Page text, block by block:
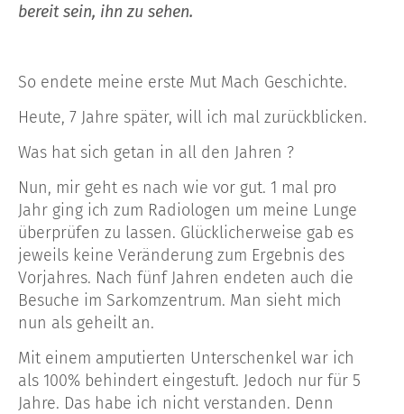
bereit sein, ihn zu sehen.
So endete meine erste Mut Mach Geschichte.
Heute, 7 Jahre später, will ich mal zurückblicken.
Was hat sich getan in all den Jahren ?
Nun, mir geht es nach wie vor gut. 1 mal pro
Jahr ging ich zum Radiologen um meine Lunge
überprüfen zu lassen. Glücklicherweise gab es
jeweils keine Veränderung zum Ergebnis des
Vorjahres. Nach fünf Jahren endeten auch die
Besuche im Sarkomzentrum. Man sieht mich
nun als geheilt an.
Mit einem amputierten Unterschenkel war ich
als 100% behindert eingestuft. Jedoch nur für 5
Jahre. Das habe ich nicht verstanden. Denn